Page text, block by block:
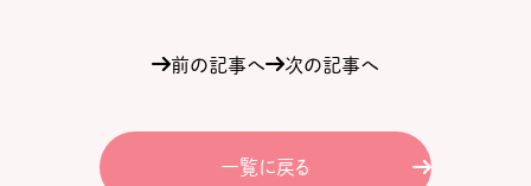
前の記事へ 次の記事へ
一覧に戻る